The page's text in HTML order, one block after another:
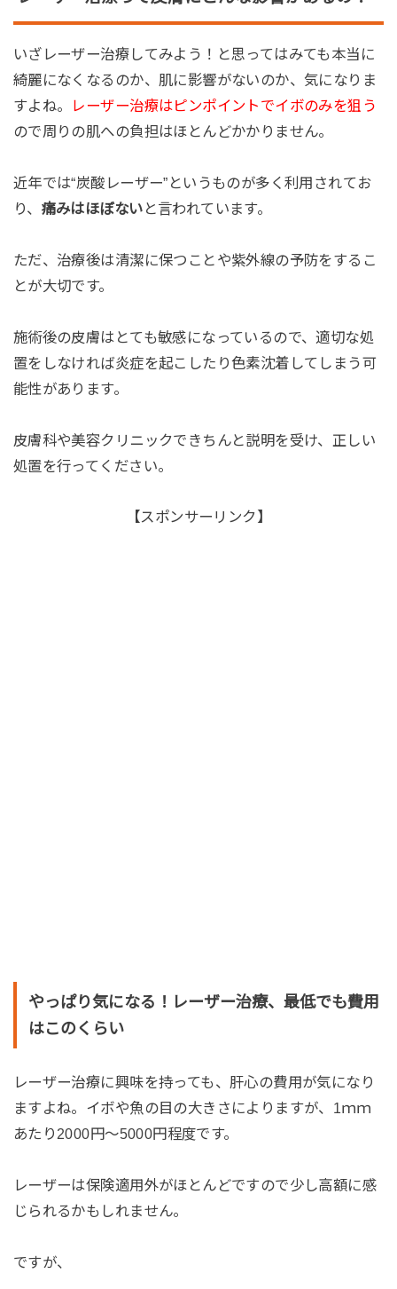
いざレーザー治療してみよう！と思ってはみても本当に
綺麗になくなるのか、肌に影響がないのか、気になりま
すよね。
レーザー治療はピンポイントでイボのみを狙う
ので周りの肌への負担はほとんどかかりません。
近年では“炭酸レーザー”というものが多く利用されてお
り、 痛みはほぼない と言われています。
ただ、治療後は清潔に保つことや紫外線の予防をするこ
とが大切です。
施術後の皮膚はとても敏感になっているので、適切な処
置をしなければ炎症を起こしたり色素沈着してしまう可
能性があります。
皮膚科や美容クリニックできちんと説明を受け、正しい
処置を行ってください。
【スポンサーリンク】
やっぱり気になる！レーザー治療、最低でも費用
はこのくらい
レーザー治療に興味を持っても、肝心の費用が気になり
ますよね。イボや魚の目の大きさによりますが、1ｍｍ
あたり2000円～5000円程度です。
レーザーは保険適用外がほとんどですので少し高額に感
じられるかもしれません。
ですが、